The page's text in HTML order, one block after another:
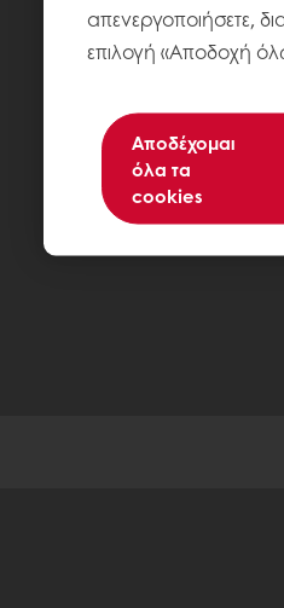
απενεργοποιήσετε,
επιλογή «Αποδοχή
Αποδέχομαι
όλα τα
cookies